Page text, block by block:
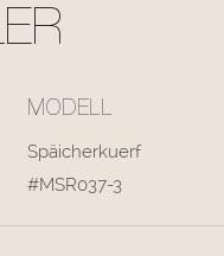
MODELL
Späicherkuerf
#MSR037-3